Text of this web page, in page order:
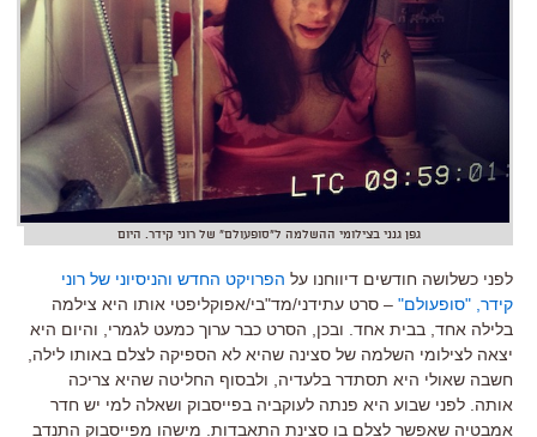
גפן גנני בצילומי ההשלמה ל"סופעולם" של רוני קידר. היום
לפני כשלושה חודשים דיווחנו על הפרויקט החדש והניסיוני של רוני
קידר, "סופעולם" – סרט עתידני/מד"בי/אפוקליפטי אותו היא צילמה
בלילה אחד, בבית אחד. ובכן, הסרט כבר ערוך כמעט לגמרי, והיום היא
יצאה לצילומי השלמה של סצינה שהיא לא הספיקה לצלם באותו לילה,
חשבה שאולי היא תסתדר בלעדיה, ולבסוף החליטה שהיא צריכה
אותה. לפני שבוע היא פנתה לעוקביה בפייסבוק ושאלה למי יש חדר
אמבטיה שאפשר לצלם בו סצינת התאבדות. מישהו מפייסבוק התנדב